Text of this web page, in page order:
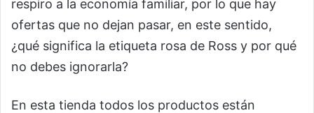
respiro a la economía familiar, por lo que hay
ofertas que no dejan pasar, en este sentido,
¿qué significa la etiqueta rosa de Ross y por qué
no debes ignorarla?
En esta tienda todos los productos están